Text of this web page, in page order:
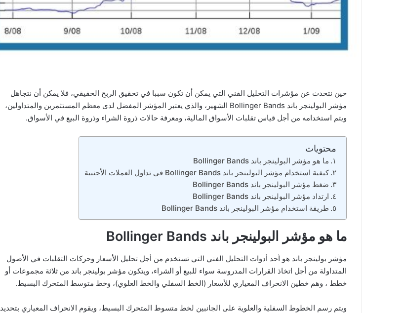
حين نتحدث عن مؤشرات التحليل الفني التي يمكن أن تكون سببا في تحقيق الربح الحقيقي، فلا يمكن أن نتجاهل
مؤشر البولينجر باند Bollinger Bands الشهير، والذي يعتبر المؤشر المفضل لدى معظم المستثمرين والمتداولين،
ويتم استخدامه من أجل قياس تقلبات الأسواق المالية، ومعرفة حالات ذروة الشراء وذروة البيع في الأسواق.
محتويات
ما هو مؤشر البولينجر باند Bollinger Bands
كيفية استخدام مؤشر البولينجر باند Bollinger Bands في تداول العملات الأجنبية
ضغط مؤشر البولينجر باند Bollinger Bands
ارتداد مؤشر البولينجر باند Bollinger Bands
طريقة استخدام مؤشر البولينجر باند Bollinger Bands
ما هو مؤشر البولينجر باند Bollinger Bands
مؤشر بولينجر باند هو أحد أدوات التحليل الفني التي تستخدم من أجل تحليل الأسعار وحركات التقلبات في الأصول
المتداولة من أجل اتخاذ القرارات المدروسة سواء للبيع أو الشراء، ويتكون مؤشر بولينجر باند من ثلاثة مجموعات أو
خطط ، وهم خطين الانحراف المعياري للأسعار (الخط السفلي والخط العلوي)، وخط متوسط المتحرك البسيط.
ويتم رسم الخطوط السفلية والعلوية على الجانبين لخط متسوط المتحرك البسيط، ويقوم الانحراف المعياري بتحديد